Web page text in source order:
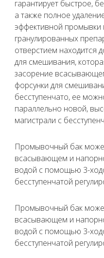
гарантирует быстрое,
а также полное
эффективной
гранулированных
отверстием находится
для смешивания,
засорение
форсунки для
бесступенчато, ее
параллельно новой,
магистрали с
Промывочный бак
всасывающем и
водой с помощью 3-
бесступенчатой
Промывочный бак
всасывающем и
водой с помощью 3-
бесступенчатой